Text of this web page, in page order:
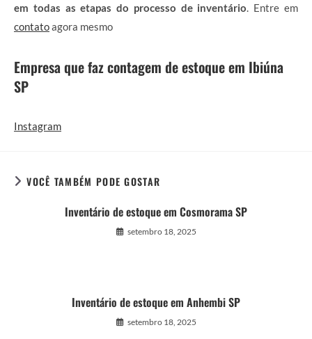
em todas as etapas do processo de inventário . Entre em
contatoagora mesmo
Empresa que faz contagem de estoque em Ibiúna
SP
Instagram
VOCÊ TAMBÉM PODE GOSTAR
Inventário de estoque em Cosmorama SP
setembro 18, 2025
Inventário de estoque em Anhembi SP
setembro 18, 2025